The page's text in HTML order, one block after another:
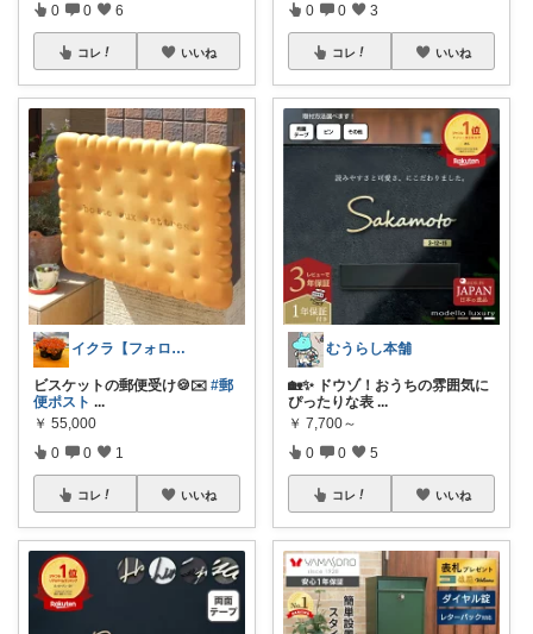
0 0 6
コレ いいね
イクラ【フォロワーさんから購入】
ビスケットの郵便受け🍪✉️ #郵
便ポスト ...
￥ 55,000
0 0 1
コレ いいね
0 0 3
コレ いいね
むうらし本舗
🏡✨ ドウゾ！おうちの雰囲気に
ぴったりな表 ...
￥ 7,700～
0 0 5
コレ いいね